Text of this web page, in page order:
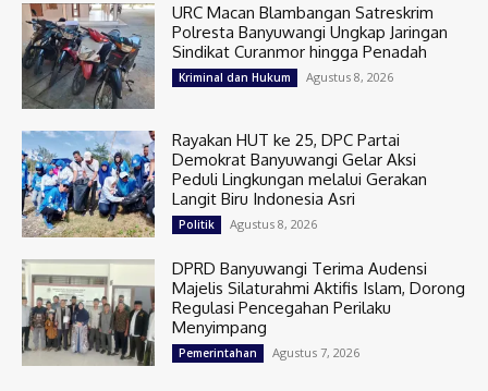
URC Macan Blambangan Satreskrim
Polresta Banyuwangi Ungkap Jaringan
Sindikat Curanmor hingga Penadah
Kriminal dan Hukum Agustus 8, 2026
Rayakan HUT ke 25, DPC Partai
Demokrat Banyuwangi Gelar Aksi
Peduli Lingkungan melalui Gerakan
Langit Biru Indonesia Asri
Politik Agustus 8, 2026
DPRD Banyuwangi Terima Audensi
Majelis Silaturahmi Aktifis Islam, Dorong
Regulasi Pencegahan Perilaku
Menyimpang
Pemerintahan Agustus 7, 2026